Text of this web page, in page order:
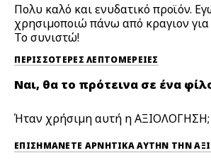
Πολυ καλό και ενυδατικό προϊόν.
χρησιμοποιώ πάνω από κραγιον
Το συνιστώ!
ΠΕΡΙΣΣΌΤΕΡΕΣ ΛΕΠΤΟΜΈΡΕΙΕΣ
Ναι, θα το πρότεινα σε ένα
Ήταν χρήσιμη αυτή η ΑΞΙΟΛΟΓΗΣΗ;
ΕΠΙΣΗΜΆΝΕΤΕ ΑΡΝΗΤΙΚΆ